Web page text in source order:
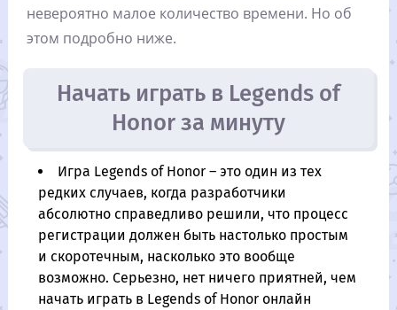
невероятно малое количество времени. Но об
этом подробно ниже.
Начать играть в Legends of
Honor за минуту
Игра Legends of Honor – это один из тех
редких случаев, когда разработчики
абсолютно справедливо решили, что процесс
регистрации должен быть настолько простым
и скоротечным, насколько это вообще
возможно. Серьезно, нет ничего приятней, чем
начать играть в Legends of Honor онлайн